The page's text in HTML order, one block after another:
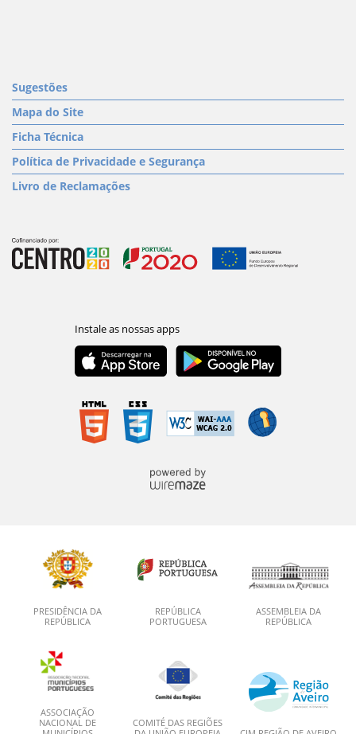
Sugestões
Mapa do Site
Ficha Técnica
Política de Privacidade e Segurança
Livro de Reclamações
PRESIDÊNCIA DA
REPÚBLICA
REPÚBLICA
PORTUGUESA
ASSEMBLEIA DA
REPÚBLICA
ASSOCIAÇÃO
NACIONAL DE
COMITÉ DAS REGIÕES